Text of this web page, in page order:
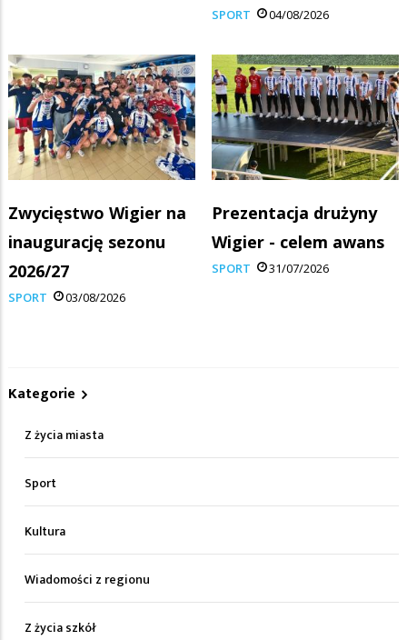
SPORT 04/08/2026
Zwycięstwo Wigier na
inaugurację sezonu
2026/27
SPORT 03/08/2026
Prezentacja drużyny
Wigier - celem awans
SPORT 31/07/2026
Kategorie
Z życia miasta
Sport
Kultura
Wiadomości z regionu
Z życia szkół